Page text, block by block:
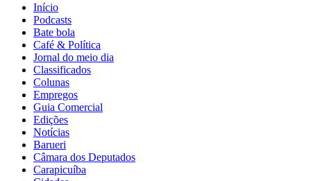
Início
Podcasts
Bate bola
Café & Política
Jornal do meio dia
Classificados
Colunas
Empregos
Guia Comercial
Edições
Notícias
Barueri
Câmara dos Deputados
Carapicuíba